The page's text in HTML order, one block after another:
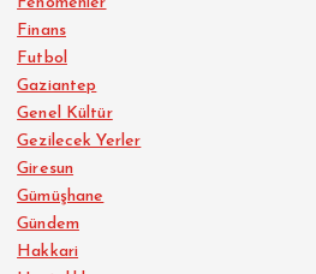
Finans
Futbol
Gaziantep
Genel Kültür
Gezilecek Yerler
Giresun
Gümüşhane
Gündem
Hakkari